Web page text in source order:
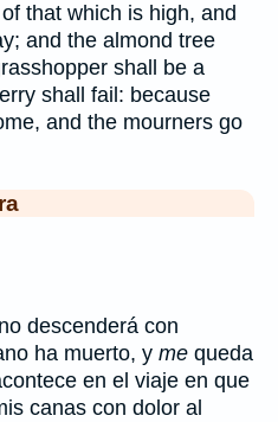
that which is high, and
and the almond tree
shall be a
shall fail: because
and the mourners go
descenderá con
ha muerto, y me queda
en el viaje en que
canas con dolor al